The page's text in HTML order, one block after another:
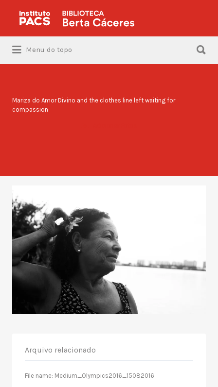
Procurar:
Menu do topo
Mariza do Amor Divino and the clothes line left waiting for
compassion
Arquivo relacionado
File name: Medium_Olympics2016_15082016